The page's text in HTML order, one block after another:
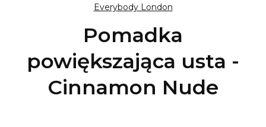
Everybody London
Pomadka
powiększająca usta -
Cinnamon Nude